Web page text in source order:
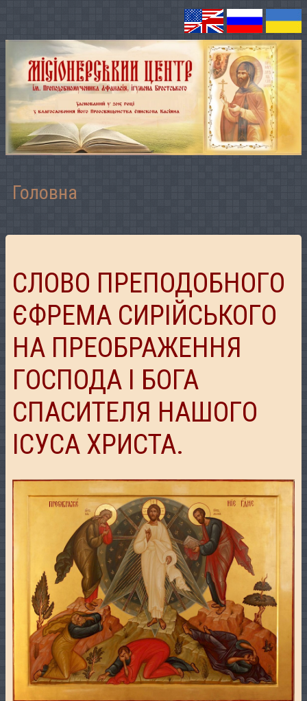
Головна
СЛОВО ПРЕПОДОБНОГО
ЄФРЕМА СИРІЙСЬКОГО
НА ПРЕОБРАЖЕННЯ
ГОСПОДА І БОГА
СПАСИТЕЛЯ НАШОГО
ІСУСА ХРИСТА.